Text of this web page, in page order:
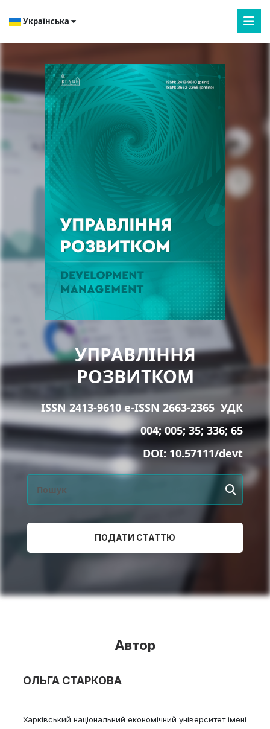
Українська
УПРАВЛІННЯ
РОЗВИТКОМ
ISSN 2413-9610 e-ISSN 2663-2365 УДК
004; 005; 35; 336; 65
DOI:10.57111/devt
ПОДАТИ СТАТТЮ
Автор
ОЛЬГА СТАРКОВА
Харківський національний економічний університет імені